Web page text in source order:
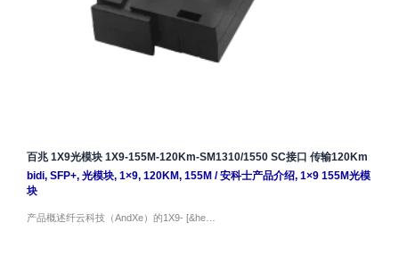
百兆 1X9光模块 1X9-155M-120Km-SM1310/1550 SC接口 传输120Km
bidi, SFP+, 光模块, 1×9, 120KM, 155M /安科士产品介绍, 1×9 155M光模
块
产品概述纤云科技（AndXe）的1X9- [&he…